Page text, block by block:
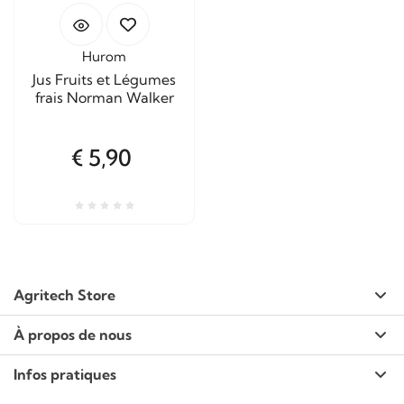
Hurom
Jus Fruits et Légumes
frais Norman Walker
€ 5,90
Agritech Store
À propos de nous
Infos pratiques